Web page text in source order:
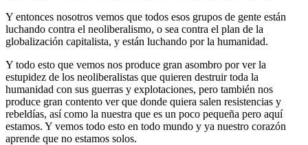
Y entonces nosotros vemos que todos esos grupos de gente están
luchando contra el neoliberalismo, o sea contra el plan de la
globalización capitalista, y están luchando por la humanidad.
Y todo esto que vemos nos produce gran asombro por ver la
estupidez de los neoliberalistas que quieren destruir toda la
humanidad con sus guerras y explotaciones, pero también nos
produce gran contento ver que donde quiera salen resistencias y
rebeldías, así como la nuestra que es un poco pequeña pero aquí
estamos. Y vemos todo esto en todo mundo y ya nuestro corazón
aprende que no estamos solos.